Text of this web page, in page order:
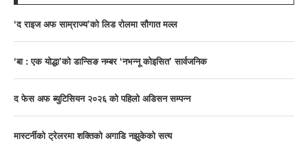
‘द राइज अफ साम्राज्य’काे लिड राेलमा सौगात मल्ल
‘बा : एक योद्धा’को डान्सिङ नम्बर ‘नभन्नू कोइसित’ सार्वजनिक
द फेस अफ ब्युटिसियन २०२६ काे पहिलाे अडिसन सम्पन्न
मास्टर्नीकाे ट्रेलरमा शक्तिकाे अगाडि नझुकेकाे सत्य